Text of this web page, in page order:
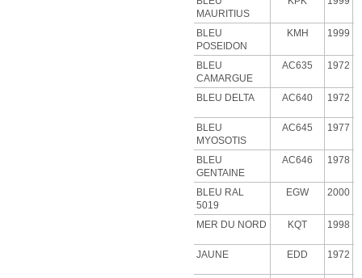
MAURITIUS
BLEU
POSEIDON
KMH 1999
BLEU
CAMARGUE
AC635 1972
BLEU DELTA AC640 1972
BLEU
MYOSOTIS
AC645 1977
BLEU
GENTAINE
AC646 1978
BLEU RAL
5019
EGW 2000
MER DU NORD KQT 1998
JAUNE EDD 1972